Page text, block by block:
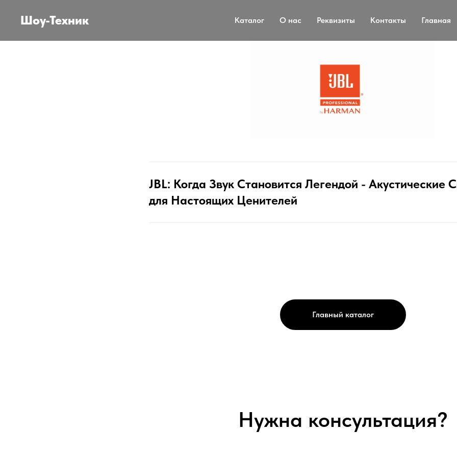
Шоу-Техник Каталог О нас Реквизиты Контакты Главная
JBL: Когда Звук Становится Легендой - Акустические
для Настоящих Ценителей
Главный каталог
Нужна консультация?